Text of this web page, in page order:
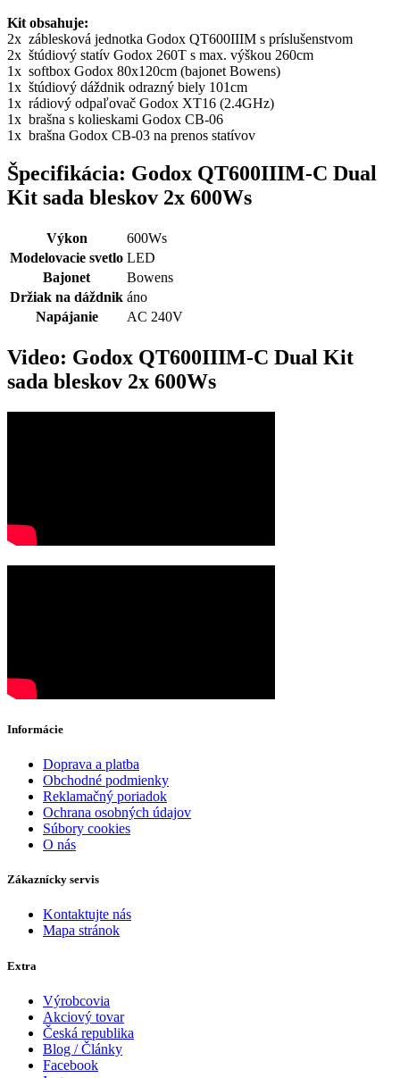
Kit obsahuje:
2x záblesková jednotka Godox QT600IIIM s príslušenstvom
2x štúdiový statív Godox 260T s max. výškou 260cm
1x softbox Godox 80x120cm (bajonet Bowens)
1x štúdiový dáždnik odrazný biely 101cm
1x rádiový odpaľovač Godox XT16 (2.4GHz)
1x brašna s kolieskami Godox CB-06
1x brašna Godox CB-03 na prenos statívov
Špecifikácia: Godox QT600IIIM-C Dual
Kit sada bleskov 2x 600Ws
Výkon
600Ws
Modelovacie svetlo LED
Bajonet
Bowens
Držiak na dáždnik áno
Napájanie
AC 240V
Video: Godox QT600IIIM-C Dual Kit
sada bleskov 2x 600Ws
Informácie
Doprava a platba
Obchodné podmienky
Reklamačný poriadok
Ochrana osobných údajov
Súbory cookies
O nás
Zákaznícky servis
Kontaktujte nás
Mapa stránok
Extra
Výrobcovia
Akciový tovar
Česká republika
Blog / Články
Facebook